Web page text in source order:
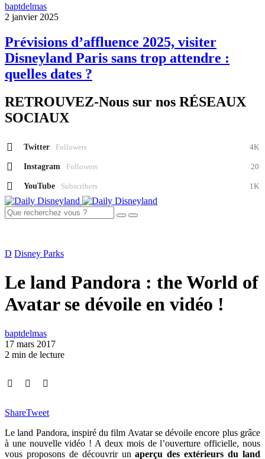
baptdelmas
2 janvier 2025
Prévisions d’affluence 2025, visiter
Disneyland Paris sans trop attendre :
quelles dates ?
RETROUVEZ-Nous sur nos RÉSEAUX
SOCIAUX
Twitter 4K
Followers
Instagram 20
Followers
YouTube 1K
Subscribers
D Disney Parks
Le land Pandora : the World of
Avatar se dévoile en vidéo !
baptdelmas
17 mars 2017
2 min de lecture
ShareTweet
Le land Pandora, inspiré du film Avatar se dévoile encore plus grâce
à une nouvelle vidéo ! A deux mois de l’ouverture officielle, nous
vous proposons de découvrir unaperçu des extérieurs du land